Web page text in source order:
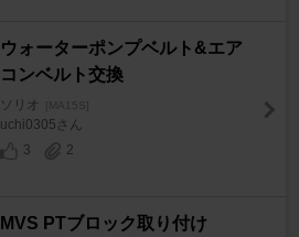
ウォーターポンプベルト&エア
コンベルト交換
ソリオ [MA15S]
uchi0305さん
3
2
MVS PTブロック取り付け